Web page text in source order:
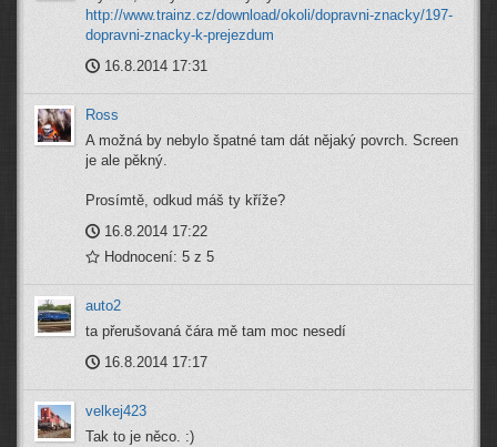
http://www.trainz.cz/download/okoli/dopravni-znacky/197-
dopravni-znacky-k-prejezdum
16.8.2014 17:31
Ross
A možná by nebylo špatné tam dát nějaký povrch. Screen
je ale pěkný.
Prosímtě, odkud máš ty kříže?
16.8.2014 17:22
Hodnocení: 5 z 5
auto2
ta přerušovaná čára mě tam moc nesedí
16.8.2014 17:17
velkej423
Tak to je něco. :)